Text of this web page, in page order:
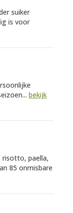
suiker
is voor
bekijk
risotto, paella,
85 onmisbare